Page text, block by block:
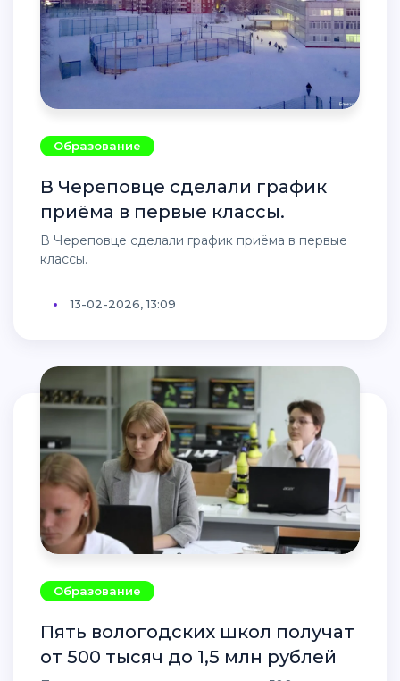
Образование
В Череповце сделали график
приёма в первые классы.
В Череповце сделали график приёма в первые
классы.
13-02-2026, 13:09
Образование
Пять вологодских школ получат
от 500 тысяч до 1,5 млн рублей